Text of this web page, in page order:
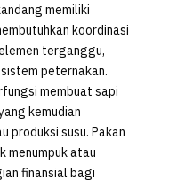
memiliki
koordinasi
terganggu,
peternakan.
membuat sapi
kemudian
produksi susu. Pakan
menumpuk atau
finansial bagi